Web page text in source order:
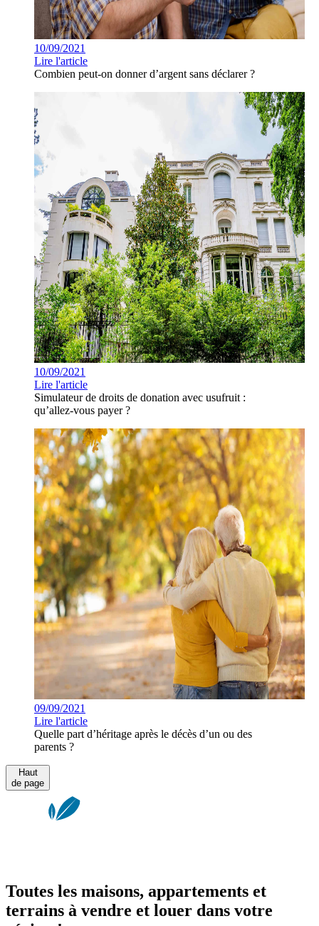
10/09/2021
Lire l'article
Combien peut-on donner d’argent sans déclarer ?
10/09/2021
Lire l'article
Simulateur de droits de donation avec usufruit :
qu’allez-vous payer ?
09/09/2021
Lire l'article
Quelle part d’héritage après le décès d’un ou des
parents ?
Haut
de page
Toutes les maisons, appartements et
terrains à vendre et louer dans votre